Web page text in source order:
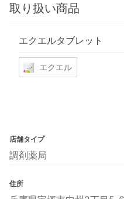
取り扱い商品
エクエルタブレット
エクエル
店舗タイプ
調剤薬局
住所